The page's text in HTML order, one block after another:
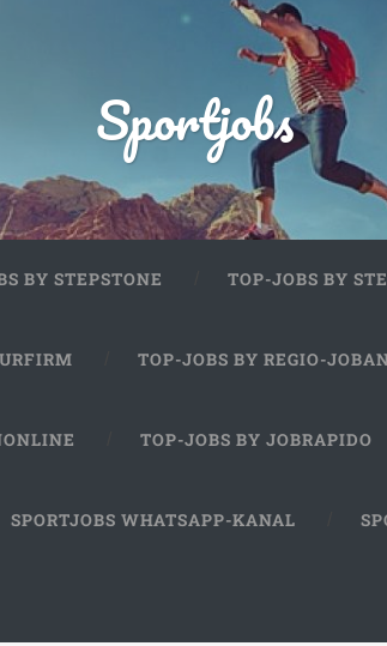
Sportjobs
BY STEPSTONE TOP-JOBS BY
TOP-JOBS BY REGIO-
TOP-JOBS BY JOBRAPIDO
SPORTJOBS WHATSAPP-KANAL